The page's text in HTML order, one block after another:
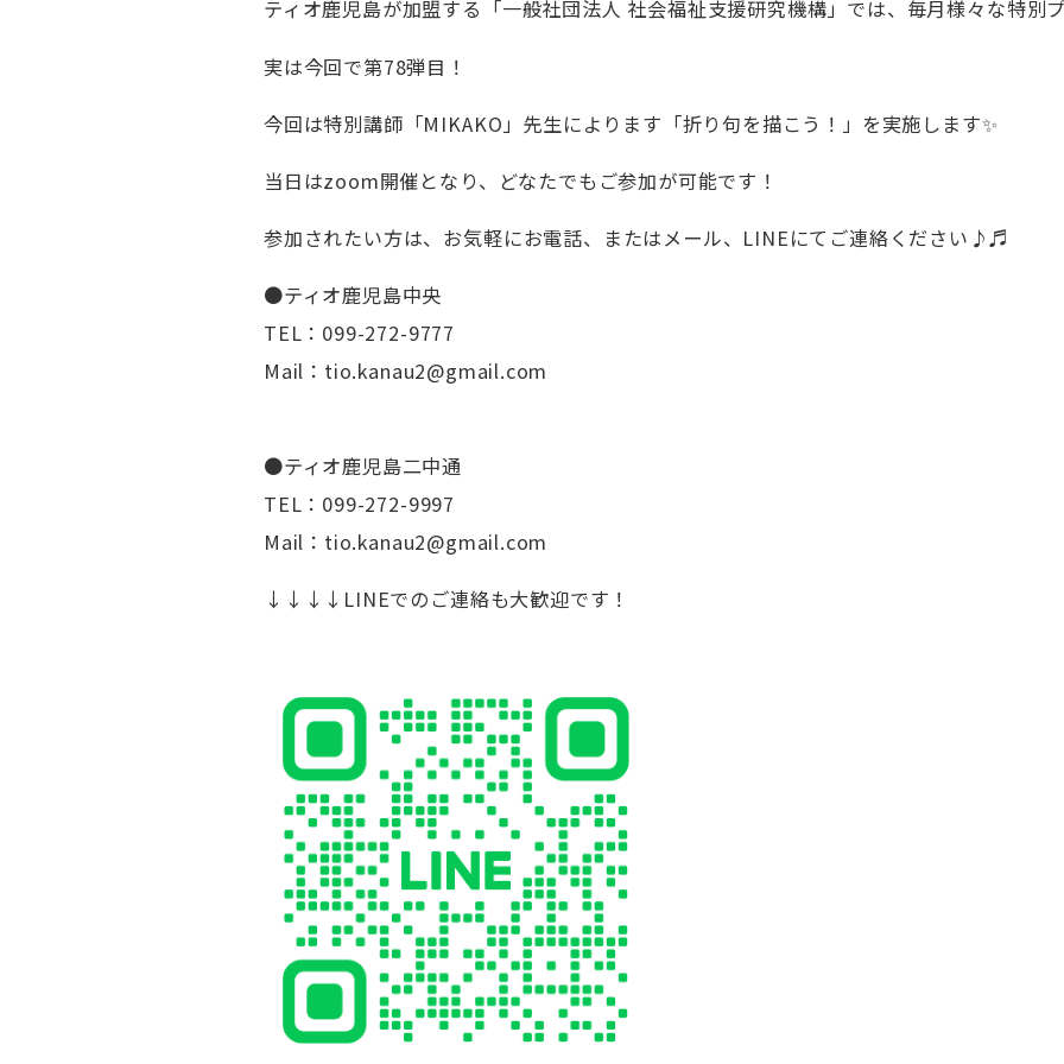
ティオ鹿児島が加盟する「一般社団法人 社会福祉支援研究機構」では、毎月様々な特別
実は今回で第78弾目！
今回は特別講師「MIKAKO」先生によります「折り句を描こう！」を実施します✨
当日はzoom開催となり、どなたでもご参加が可能です！
参加されたい方は、お気軽にお電話、またはメール、LINEにてご連絡ください♪♬
●ティオ鹿児島中央
TEL：099-272-9777
Mail：tio.kanau2@gmail.com
●ティオ鹿児島二中通
TEL：099-272-9997
Mail：tio.kanau2@gmail.com
↓↓↓↓LINEでのご連絡も大歓迎です！